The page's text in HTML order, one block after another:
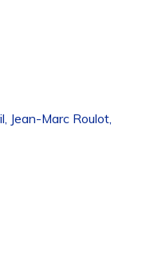
Jean-Marc Roulot,